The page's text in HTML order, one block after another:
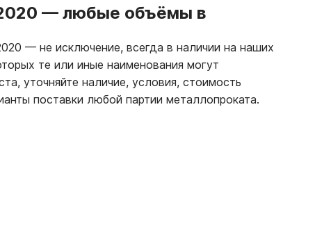
— любые объёмы в
— не исключение, всегда в наличии на наших
те или иные наименования могут
уточняйте наличие, условия, стоимость
поставки любой партии металлопроката.